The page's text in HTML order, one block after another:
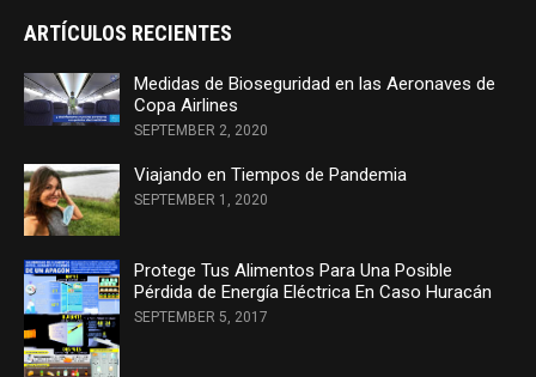
ARTÍCULOS RECIENTES
Medidas de Bioseguridad en las Aeronaves de
Copa Airlines
SEPTEMBER 2, 2020
Viajando en Tiempos de Pandemia
SEPTEMBER 1, 2020
Protege Tus Alimentos Para Una Posible
Pérdida de Energía Eléctrica En Caso Huracán
SEPTEMBER 5, 2017